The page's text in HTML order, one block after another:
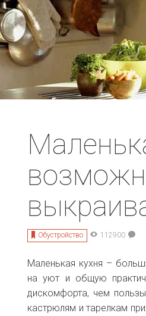
Обустройство 112900
Маленькая кухня –
на уют и общую
дискомфорта, чем
кастрюлям и тарелкам